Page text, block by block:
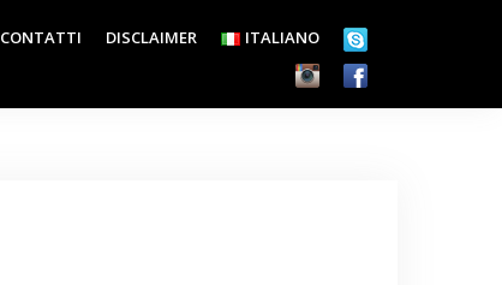
CONTATTI DISCLAIMER ITALIANO